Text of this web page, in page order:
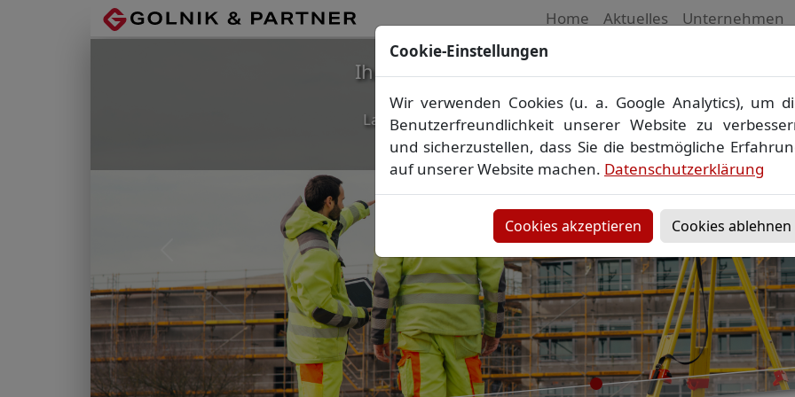
Home Aktuelles Unternehmen
Ihr Vermessungsbüro in Mecklenburg-
Wir vermessen Ihr Grundstück
Lageplan▪Absteckung▪Bauvermessung▪
Grenzfeststellung
▪Amtliche Auskünfte und Auszüge
Cookie-Einstellungen
Wir verwenden Cookies (u. a. Google Analytics), um
Benutzerfreundlichkeit unserer Website zu
und sicherzustellen, dass Sie die bestmögliche
auf unserer Website machen. Datenschutzerklärung
Cookies akzeptieren Cookies ablehnen